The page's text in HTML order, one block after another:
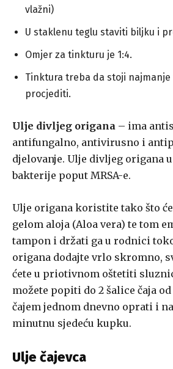
vlažni)
U staklenu teglu staviti biljku i
Omjer za tinkturu je 1:4.
Tinktura treba da stoji
procjediti.
Ulje divljeg origana – ima
antifungalno, antivirusno i
djelovanje. Ulje divljeg origana
bakterije poput MRSA-e.
Ulje origana koristite tako što
gelom aloja (Aloa vera) te tom
tampon i držati ga u rodnici
origana dodajte vrlo skromno,
ćete u priotivnom oštetiti
možete popiti do 2 šalice čaja
čajem jednom dnevno oprati i
minutnu sjedeću kupku.
Ulje čajevca